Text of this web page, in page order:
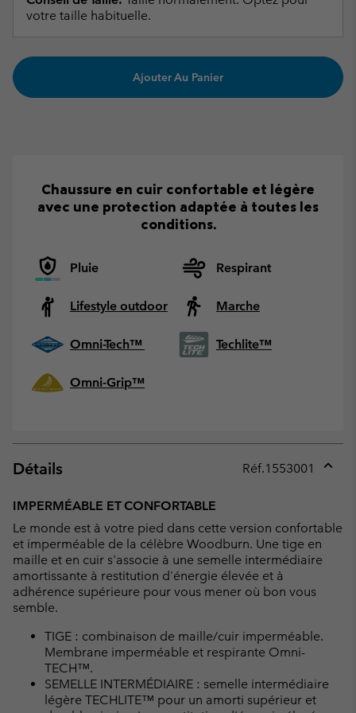
votre taille habituelle.
Ajouter Au Panier
Chaussure en cuir confortable et légère
avec une protection adaptée à toutes les
conditions.
Pluie Respirant
Lifestyle outdoor Marche
Omni-Tech™ Techlite™
Omni-Grip™
Détails Réf.1553001
IMPERMÉABLE ET CONFORTABLE
Le monde est à votre pied dans cette version confortable
et imperméable de la célèbre Woodburn. Une tige en
maille et en cuir s'associe à une semelle intermédiaire
amortissante à restitution d'énergie élevée et à
adhérence supérieure pour vous mener où bon vous
semble.
TIGE : combinaison de maille/cuir imperméable.
Membrane imperméable et respirante Omni-
TECH™.
SEMELLE INTERMÉDIAIRE : semelle intermédiaire
légère TECHLITE™ pour un amorti supérieur et